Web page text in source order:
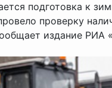
подготовка к
проверку
издание РИА